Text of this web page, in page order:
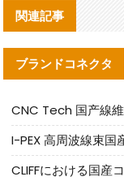
関連記事
ブランドコネクタ
I-PEX 高周波線束国
CLIFFにおける国産